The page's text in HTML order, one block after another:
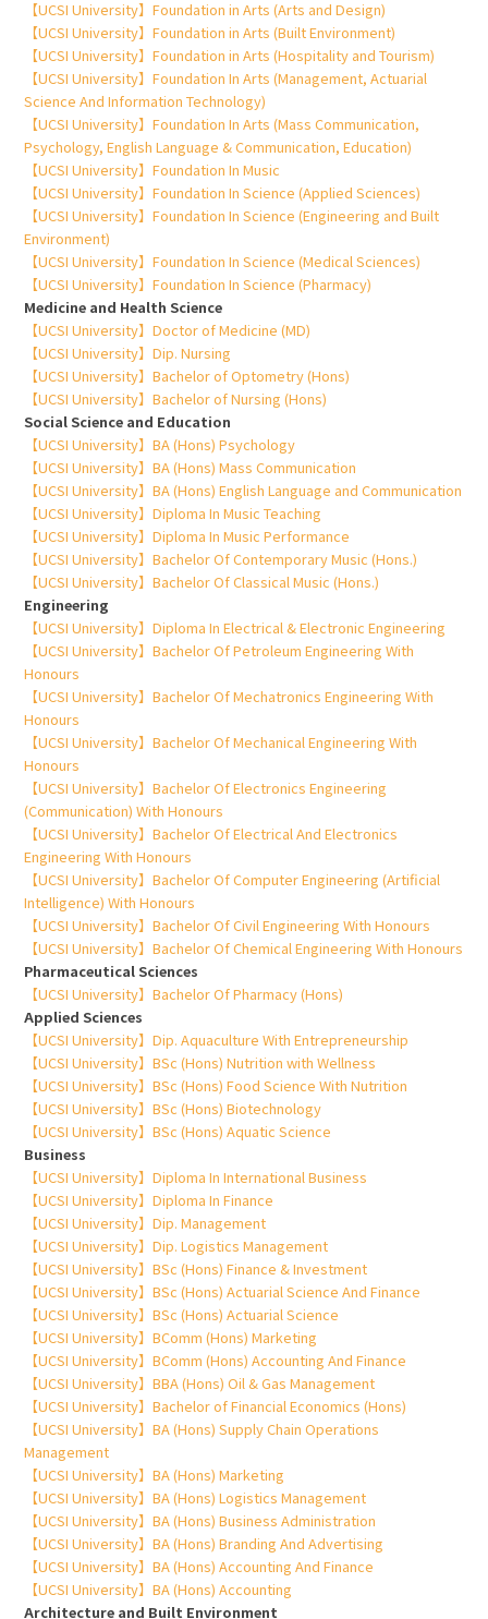
【UCSI University】Foundation in Arts (Arts and Design)
【UCSI University】Foundation in Arts (Built Environment)
【UCSI University】Foundation in Arts (Hospitality and Tourism)
【UCSI University】Foundation In Arts (Management, Actuarial
Science And Information Technology)
【UCSI University】Foundation In Arts (Mass Communication,
Psychology, English Language & Communication, Education)
【UCSI University】Foundation In Music
【UCSI University】Foundation In Science (Applied Sciences)
【UCSI University】Foundation In Science (Engineering and Built
Environment)
【UCSI University】Foundation In Science (Medical Sciences)
【UCSI University】Foundation In Science (Pharmacy)
Medicine and Health Science
【UCSI University】Doctor of Medicine (MD)
【UCSI University】Dip. Nursing
【UCSI University】Bachelor of Optometry (Hons)
【UCSI University】Bachelor of Nursing (Hons)
Social Science and Education
【UCSI University】BA (Hons) Psychology
【UCSI University】BA (Hons) Mass Communication
【UCSI University】BA (Hons) English Language and Communication
【UCSI University】Diploma In Music Teaching
【UCSI University】Diploma In Music Performance
【UCSI University】Bachelor Of Contemporary Music (Hons.)
【UCSI University】Bachelor Of Classical Music (Hons.)
Engineering
【UCSI University】Diploma In Electrical & Electronic Engineering
【UCSI University】Bachelor Of Petroleum Engineering With
Honours
【UCSI University】Bachelor Of Mechatronics Engineering With
Honours
【UCSI University】Bachelor Of Mechanical Engineering With
Honours
【UCSI University】Bachelor Of Electronics Engineering
(Communication) With Honours
【UCSI University】Bachelor Of Electrical And Electronics
Engineering With Honours
【UCSI University】Bachelor Of Computer Engineering (Artificial
Intelligence) With Honours
【UCSI University】Bachelor Of Civil Engineering With Honours
【UCSI University】Bachelor Of Chemical Engineering With Honours
Pharmaceutical Sciences
【UCSI University】Bachelor Of Pharmacy (Hons)
Applied Sciences
【UCSI University】Dip. Aquaculture With Entrepreneurship
【UCSI University】BSc (Hons) Nutrition with Wellness
【UCSI University】BSc (Hons) Food Science With Nutrition
【UCSI University】BSc (Hons) Biotechnology
【UCSI University】BSc (Hons) Aquatic Science
Business
【UCSI University】Diploma In International Business
【UCSI University】Diploma In Finance
【UCSI University】Dip. Management
【UCSI University】Dip. Logistics Management
【UCSI University】BSc (Hons) Finance & Investment
【UCSI University】BSc (Hons) Actuarial Science And Finance
【UCSI University】BSc (Hons) Actuarial Science
【UCSI University】BComm (Hons) Marketing
【UCSI University】BComm (Hons) Accounting And Finance
【UCSI University】BBA (Hons) Oil & Gas Management
【UCSI University】Bachelor of Financial Economics (Hons)
【UCSI University】BA (Hons) Supply Chain Operations
Management
【UCSI University】BA (Hons) Marketing
【UCSI University】BA (Hons) Logistics Management
【UCSI University】BA (Hons) Business Administration
【UCSI University】BA (Hons) Branding And Advertising
【UCSI University】BA (Hons) Accounting And Finance
【UCSI University】BA (Hons) Accounting
Architecture and Built Environment